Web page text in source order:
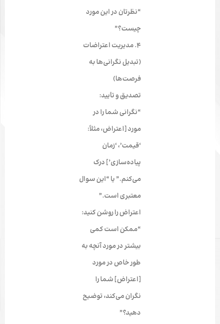
“نظرتان در این مورد
چیست؟”
۴. مدیریت اعتراضات
(تبدیل نگرانی‌ها به
فرصت‌ها)
تصدیق و تأیید:
“نگرانی شما را در
مورد [اعتراض، مثلاً:
‘قیمت’، ‘زمان
پیاده‌سازی’] درک
می‌کنم.” یا “این سوال
معتبری است.”
اعتراض را روشن کنید:
“ممکن است کمی
بیشتر در مورد آنچه به
طور خاص در مورد
[اعتراض] شما را
نگران می‌کند، توضیح
دهید؟”